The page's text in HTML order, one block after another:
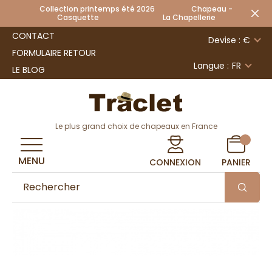
Collection printemps été 2026 Chapeau -
Casquette La Chapellerie
CONTACT
FORMULAIRE RETOUR
LE BLOG
Devise : €
Langue : FR
Le plus grand choix de chapeaux en France
CONNEXION PANIER
MENU